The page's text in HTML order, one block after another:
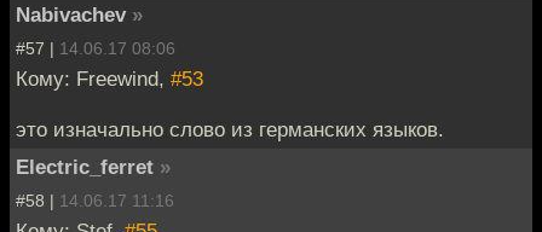
Nabivachev »
#57 | 14.06.17 08:06
Кому: Freewind, #53
это изначально слово из германских языков.
Electric_ferret »
#58 | 14.06.17 11:16